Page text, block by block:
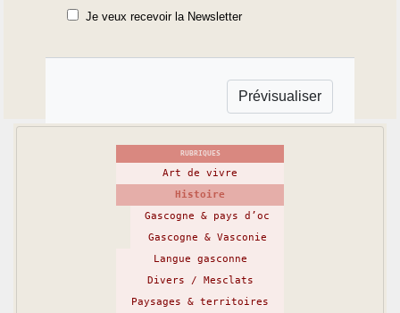
Je veux recevoir la Newsletter
RUBRIQUES
Art de vivre
Histoire
Gascogne & pays d’oc
Gascogne & Vasconie
Langue gasconne
Divers / Mesclats
Paysages & territoires